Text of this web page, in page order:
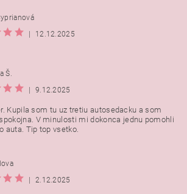
|
12.12.2025
Š.
|
9.12.2025
Kupila som tu uz tretiu autosedacku a som
V minulosti mi dokonca jednu pomohli
auta. Tip top vsetko.
|
2.12.2025